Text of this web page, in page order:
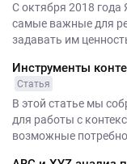
С октября 2018 года
самые важные для
задавать им
Инструменты
Статья
В этой статье мы
для работы с
возможные